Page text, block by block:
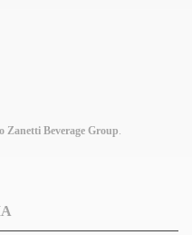
Zanetti Beverage Group